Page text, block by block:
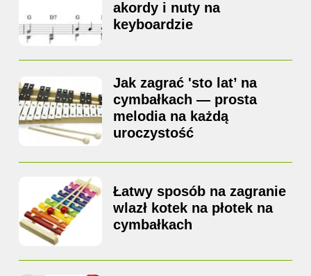
akordy i nuty na
keyboardzie
Jak zagrać 'sto lat’ na
cymbałkach — prosta
melodia na każdą
uroczystość
Łatwy sposób na zagranie
wlazł kotek na płotek na
cymbałkach